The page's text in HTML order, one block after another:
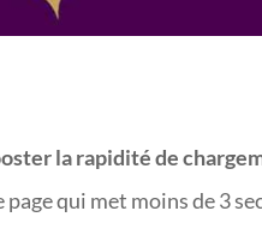
la rapidité de
qui met moins de 3